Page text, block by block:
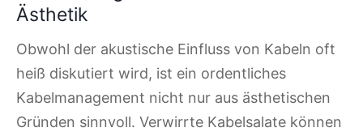
Ästhetik
Obwohl der akustische Einfluss von Kabeln oft
heiß diskutiert wird, ist ein ordentliches
Kabelmanagement nicht nur aus ästhetischen
Gründen sinnvoll. Verwirrte Kabelsalate können